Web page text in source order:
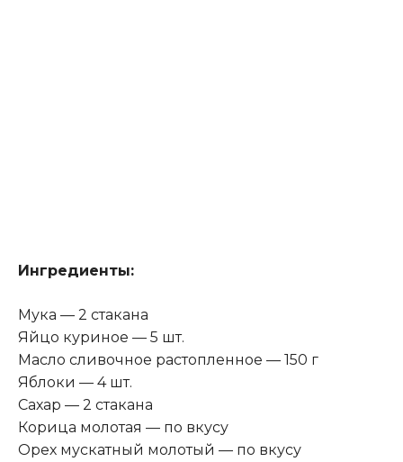
Ингредиенты:
Мука — 2 стакана
Яйцо куриное — 5 шт.
Масло сливочное растопленное — 150 г
Яблоки — 4 шт.
Сахар — 2 стакана
Корица молотая — по вкусу
Орех мускатный молотый — по вкусу